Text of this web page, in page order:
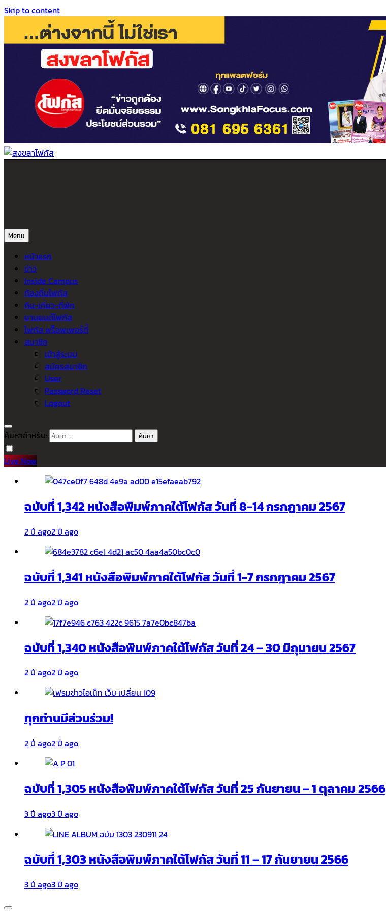
Skip to content
Menu
หน้าแรก
ข่าว
Inside Campus
ท้องถิ่นโฟกัส
กิน-เที่ยว-ที่พัก
ยานยนต์โฟกัส
โฟกัส พร็อพเพอร์ตี้
สมาชิก
เข้าสู่ระบบ
สมัครสมาชิก
User
Password Reset
Logout
ค้นหาสำหรับ:
Live Now
ฉบับที่ 1,342 หนังสือพิมพ์ภาคใต้โฟกัส วันที่ 8-14 กรกฎาคม 2567
2 ปี ago2 ปี ago
ฉบับที่ 1,341 หนังสือพิมพ์ภาคใต้โฟกัส วันที่ 1-7 กรกฎาคม 2567
2 ปี ago2 ปี ago
ฉบับที่ 1,340 หนังสือพิมพ์ภาคใต้โฟกัส วันที่ 24 – 30 มิถุนายน 2567
2 ปี ago2 ปี ago
ทุกท่านมีส่วนร่วม!
2 ปี ago2 ปี ago
ฉบับที่ 1,305 หนังสือพิมพ์ภาคใต้โฟกัส วันที่ 25 กันยายน – 1 ตุลาคม 2566
3 ปี ago3 ปี ago
ฉบับที่ 1,303 หนังสือพิมพ์ภาคใต้โฟกัส วันที่ 11 – 17 กันยายน 2566
3 ปี ago3 ปี ago